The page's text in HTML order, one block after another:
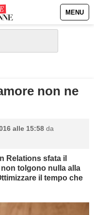
MENU
non ne
alle 15:58 da
Relations sfata il
tolgono nulla alla
il tempo che